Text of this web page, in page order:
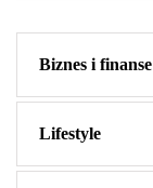
Biznes i finanse
Lifestyle